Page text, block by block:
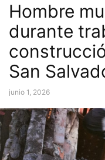
Hombre
durante
San
junio 1, 2026